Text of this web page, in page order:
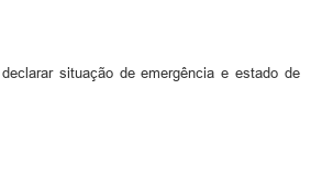
de emergência e estado de